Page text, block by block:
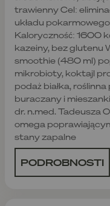
trawienny Cel:
układu
Kaloryczność: 1600
kazeiny, bez glutenu
smoothie (480 ml)
mikrobioty, koktajl
podaż białka,
buraczany i
dr. n.med. Tadeusza
omega
stany zapalne
PODROBNOSTI